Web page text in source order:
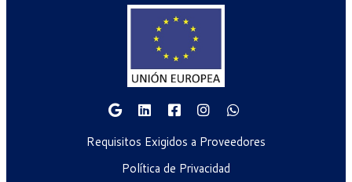
Requisitos Exigidos a Proveedores
Política de Privacidad